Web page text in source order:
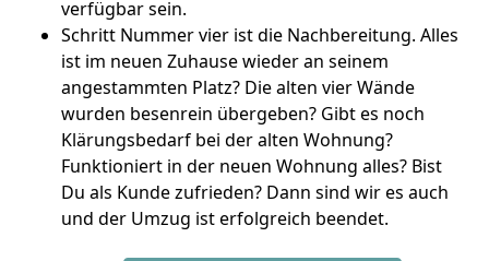
verfügbar sein.
Schritt Nummer vier ist die Nachbereitung. Alles
ist im neuen Zuhause wieder an seinem
angestammten Platz? Die alten vier Wände
wurden besenrein übergeben? Gibt es noch
Klärungsbedarf bei der alten Wohnung?
Funktioniert in der neuen Wohnung alles? Bist
Du als Kunde zufrieden? Dann sind wir es auch
und der Umzug ist erfolgreich beendet.